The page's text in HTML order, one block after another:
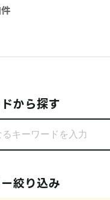
から探す
絞り込み